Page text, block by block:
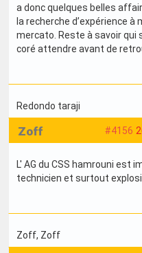
a donc quelques belles
la recherche d’expérience
mercato. Reste à savoir qui
coré attendre avant de
Redondo taraji
#4156
Zoff
L' AG du CSS hamrouni est
technicien et surtout
Zoff, Zoff